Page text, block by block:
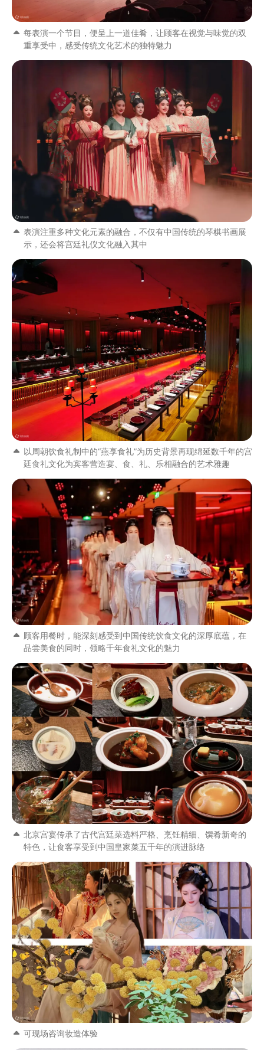
每表演一个节目，便呈上一道佳肴，让顾客在视觉与味觉的双
重享受中，感受传统文化艺术的独特魅力
表演注重多种文化元素的融合，不仅有中国传统的琴棋书画展
示，还会将宫廷礼仪文化融入其中
以周朝饮食礼制中的“燕享食礼”为历史背景再现绵延数千年的宫
廷食礼文化为宾客营造宴、食、礼、乐相融合的艺术雅趣
顾客用餐时，能深刻感受到中国传统饮食文化的深厚底蕴，在
品尝美食的同时，领略千年食礼文化的魅力
北京宫宴传承了古代宫廷菜选料严格、烹饪精细、馔肴新奇的
特色，让食客享受到中国皇家菜五千年的演进脉络
可现场咨询妆造体验